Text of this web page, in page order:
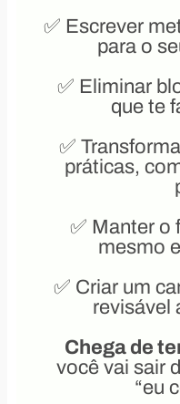
✅ Escrever
para o
✅ Eliminar
que te
✅
práticas,
✅ Manter o
mesmo
✅ Criar um
revisável
Chega de
você vai sair
“eu